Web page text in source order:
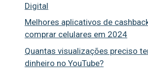
Digital
Melhores aplicativos de
comprar celulares em 2024
Quantas visualizações preciso
dinheiro no YouTube?